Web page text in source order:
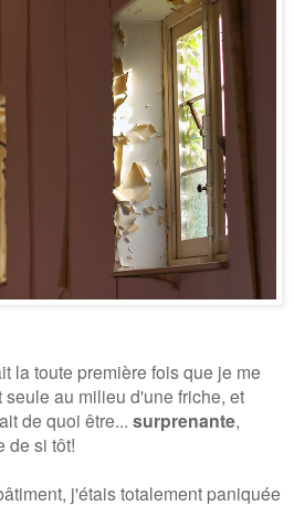
la toute première fois que je me
au milieu d'une friche, et
de quoi être... surprenante,
de si tôt!
, j'étais totalement paniquée